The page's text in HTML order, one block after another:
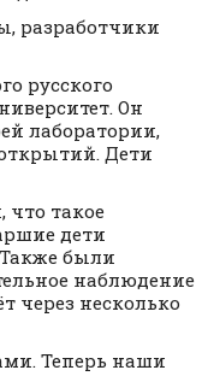
разработчики
русского
Он
лаборатории,
Дети
что такое
дети
были
наблюдение
через несколько
Теперь наши